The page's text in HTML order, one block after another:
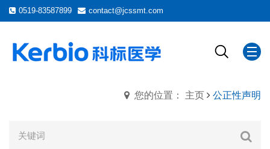
0519-83587899 contact@jcssmt.com
您的位置： 主页 公正性声明